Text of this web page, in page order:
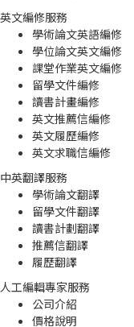
英文編修服務
學術論文英語編修
學位論文英文編修
課堂作業英文編修
留學文件編修
讀書計畫編修
英文推薦信編修
英文履歷編修
英文求職信編修
中英翻譯服務
學術論文翻譯
留學文件翻譯
讀書計劃翻譯
推薦信翻譯
履歷翻譯
人工編輯專家服務
公司介紹
價格說明